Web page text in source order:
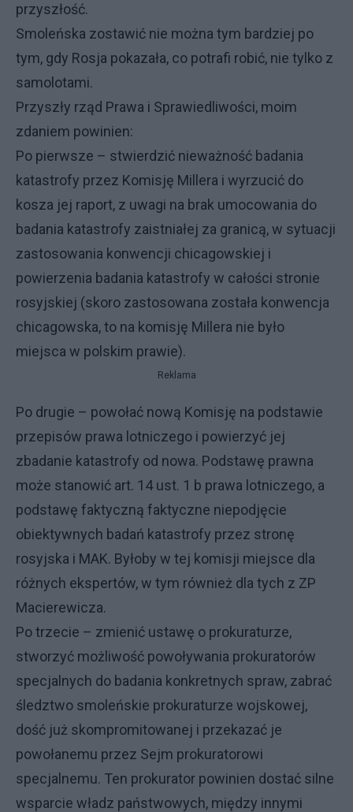
przyszłość.
Smoleńska zostawić nie można tym bardziej po
tym, gdy Rosja pokazała, co potrafi robić, nie tylko z
samolotami.
Przyszły rząd Prawa i Sprawiedliwości, moim
zdaniem powinien:
Po pierwsze – stwierdzić nieważność badania
katastrofy przez Komisję Millera i wyrzucić do
kosza jej raport, z uwagi na brak umocowania do
badania katastrofy zaistniałej za granicą, w sytuacji
zastosowania konwencji chicagowskiej i
powierzenia badania katastrofy w całości stronie
rosyjskiej (skoro zastosowana została konwencja
chicagowska, to na komisję Millera nie było
miejsca w polskim prawie).
Reklama
Po drugie – powołać nową Komisję na podstawie
przepisów prawa lotniczego i powierzyć jej
zbadanie katastrofy od nowa. Podstawę prawna
może stanowić art. 14 ust. 1 b prawa lotniczego, a
podstawę faktyczną faktyczne niepodjęcie
obiektywnych badań katastrofy przez stronę
rosyjska i MAK. Byłoby w tej komisji miejsce dla
różnych ekspertów, w tym również dla tych z ZP
Macierewicza.
Po trzecie – zmienić ustawę o prokuraturze,
stworzyć możliwość powoływania prokuratorów
specjalnych do badania konkretnych spraw, zabrać
śledztwo smoleńskie prokuraturze wojskowej,
dość już skompromitowanej i przekazać je
powołanemu przez Sejm prokuratorowi
specjalnemu. Ten prokurator powinien dostać silne
wsparcie władz państwowych, między innymi